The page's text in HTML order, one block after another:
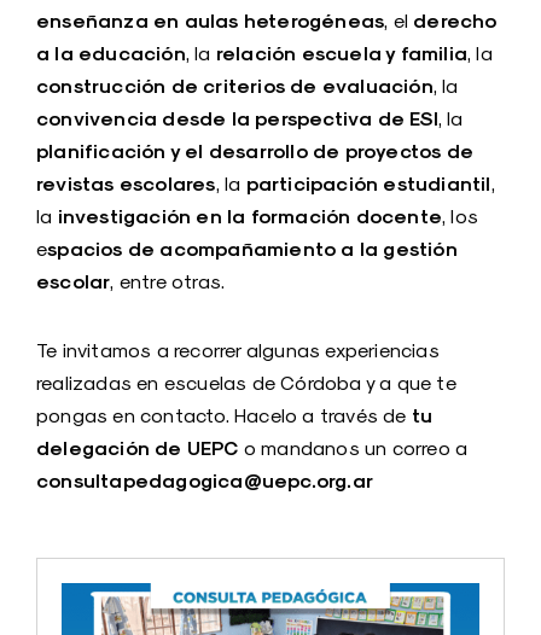
enseñanza en aulas heterogéneas, el derecho
a la educación, la relación escuela y familia, la
construcción de criterios de evaluación, la
convivencia desde la perspectiva de ESI, la
planificación y el desarrollo de proyectos de
revistas escolares, la participación estudiantil,
la investigación en la formación docente, los
espacios de acompañamiento a la gestión
escolar, entre otras.
Te invitamos a recorrer algunas experiencias
realizadas en escuelas de Córdoba y a que te
pongas en contacto. Hacelo a través de tu
delegación de UEPC o mandanos un correo a
consultapedagogica@uepc.org.ar